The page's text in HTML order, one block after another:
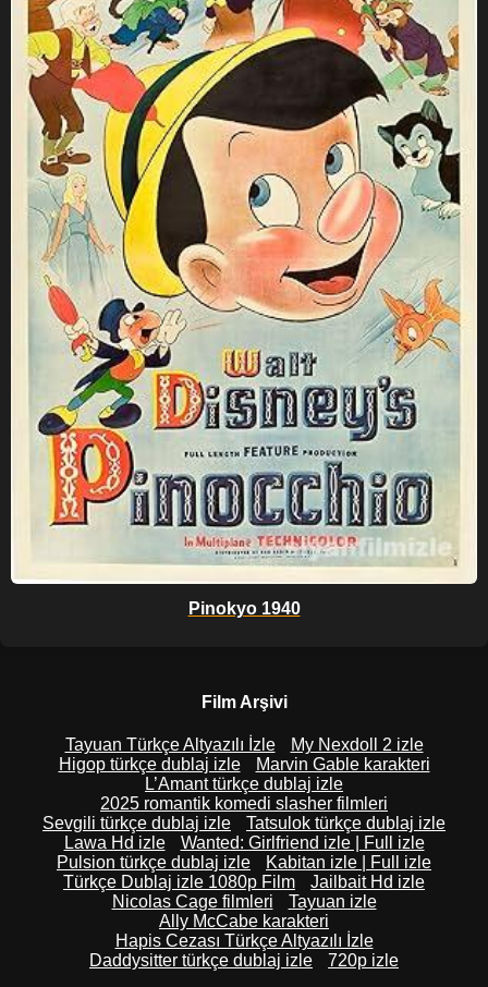
Pinokyo 1940
Film Arşivi
Tayuan Türkçe Altyazılı İzle
My Nexdoll 2 izle
Higop türkçe dublaj izle
Marvin Gable karakteri
L’Amant türkçe dublaj izle
2025 romantik komedi slasher filmleri
Sevgili türkçe dublaj izle
Tatsulok türkçe dublaj izle
Lawa Hd izle
Wanted: Girlfriend izle | Full izle
Pulsion türkçe dublaj izle
Kabitan izle | Full izle
Türkçe Dublaj izle 1080p Film
Jailbait Hd izle
Nicolas Cage filmleri
Tayuan izle
Ally McCabe karakteri
Hapis Cezası Türkçe Altyazılı İzle
Daddysitter türkçe dublaj izle
720p izle